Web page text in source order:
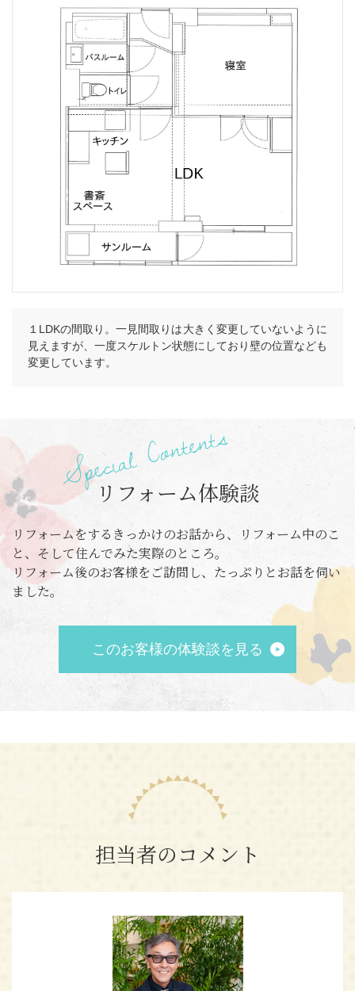
１LDKの間取り。一見間取りは大きく変更していないように
見えますが、一度スケルトン状態にしており壁の位置なども
変更しています。
リフォーム体験談
リフォームをするきっかけのお話から、リフォーム中のこ
と、そして住んでみた実際のところ。
リフォーム後のお客様をご訪問し、たっぷりとお話を伺い
ました。
このお客様の体験談を見る
担当者のコメント